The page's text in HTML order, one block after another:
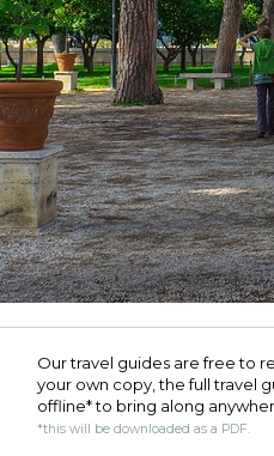
Our travel guides are free to
your own copy, the full travel
offline* to bring along
*this will be downloaded as a PDF.